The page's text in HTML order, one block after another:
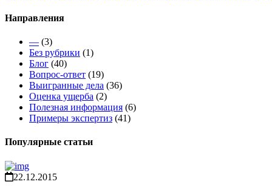
Направления
— (3)
Без рубрики (1)
Блог (40)
Вопрос-ответ (19)
Выигранные дела (36)
Оценка ущерба (2)
Полезная информация (6)
Примеры экспертиз (41)
Популярные статьи
22.12.2015